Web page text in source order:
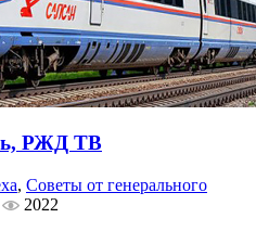
РЖД ТВ
, Советы от генерального
2022